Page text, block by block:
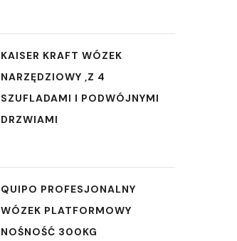
KAISER KRAFT WÓZEK
NARZĘDZIOWY ,Z 4
SZUFLADAMI I PODWÓJNYMI
DRZWIAMI
QUIPO PROFESJONALNY
WÓZEK PLATFORMOWY
NOŚNOŚĆ 300KG